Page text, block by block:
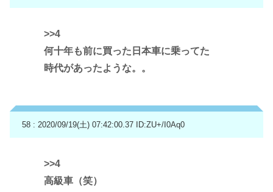
>>4
何十年も前に買った日本車に乗ってた
時代があったような。。
58 : 2020/09/19(土) 07:42:00.37 ID:ZU+/I0Aq0
>>4
高級車（笑）